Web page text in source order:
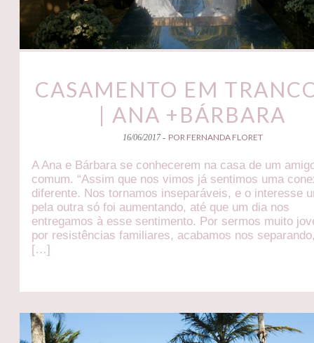
CASAMENTO EM
| ANA +BÁRBARA
16/06/2017 - POR FERNANDA FLORET
A Ana e Bárbara se conhecerem na casa de um
comum. “Assim que nos vimos já sentimos uma
diferente. Nos tornamos inseparáveis, e o interesse
pela outra só foi aumentando, até que um dia nos
entregamos à esse sentimento. Por sermos muito
por resistências familiares, acabamos nos
[…]